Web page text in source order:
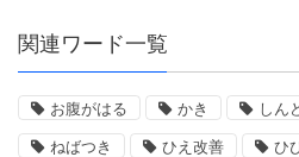
関連ワード一覧
お腹がはる かき しん
ねばつき ひえ改善 ひ